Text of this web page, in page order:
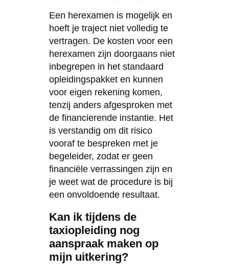
Een herexamen is mogelijk en
hoeft je traject niet volledig te
vertragen. De kosten voor een
herexamen zijn doorgaans niet
inbegrepen in het standaard
opleidingspakket en kunnen
voor eigen rekening komen,
tenzij anders afgesproken met
de financierende instantie. Het
is verstandig om dit risico
vooraf te bespreken met je
begeleider, zodat er geen
financiële verrassingen zijn en
je weet wat de procedure is bij
een onvoldoende resultaat.
Kan ik tijdens de
taxiopleiding nog
aanspraak maken op
mijn uitkering?